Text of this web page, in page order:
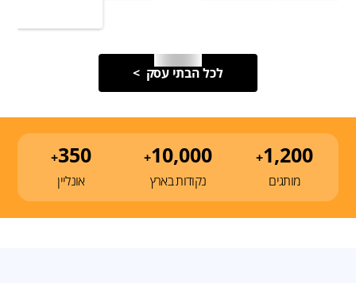
לכל הבתי עסק >
1,200
+
מותגים
10,000
+
נקודות בארץ
350
+
אונליין